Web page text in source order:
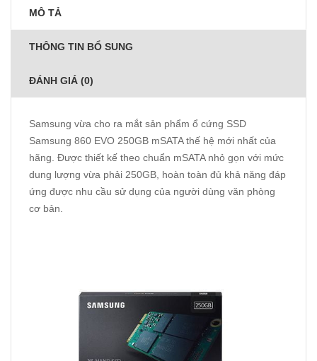
MÔ TẢ
THÔNG TIN BỔ SUNG
ĐÁNH GIÁ (0)
Samsung vừa cho ra mắt sản phẩm ổ cứng SSD
Samsung 860 EVO 250GB mSATA thế hệ mới nhất của
hãng. Được thiết kế theo chuẩn mSATA nhỏ gọn với mức
dung lượng vừa phải 250GB, hoàn toàn đủ khả năng đáp
ứng được nhu cầu sử dụng của người dùng văn phòng
cơ bản.